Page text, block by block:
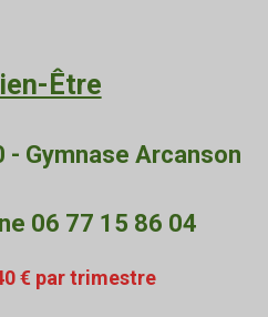
Être
- Gymnase Arcanson
06 77 15 86 04
€ par trimestre